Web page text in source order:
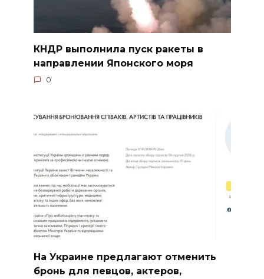
КНДР выполнила пуск ракеты в
направлении Японского моря
0
На Украине предлагают отменить
бронь для певцов, актеров,